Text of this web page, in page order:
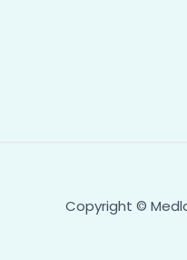
Copyright ©